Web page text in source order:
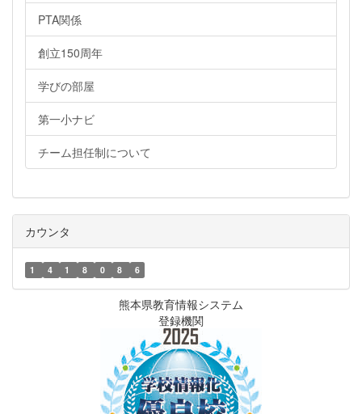
PTA関係
創立150周年
学びの部屋
第一小ナビ
チーム担任制について
カウンタ
1 4 1 8 0 8 6
熊本県教育情報システム
登録機関